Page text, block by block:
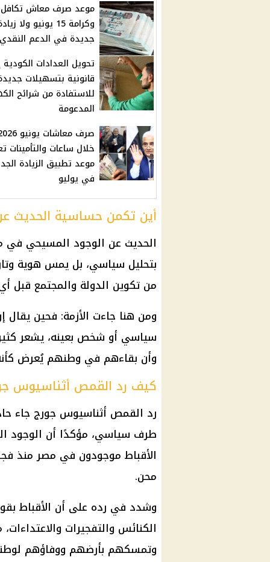
موعد صرف معاش تكافل
وكرامة 15 يونيو ولا
جديدة في الدعم النقدي
تحويل العدادات
قانونية بتسهيلات
للاستفادة من شرائح
المدعومة
صرف معاشات
خلال ساعات والتأمينات
موعد تطبيق الزيادة
في يوليو
أين تكمن حساسية الحديث
الحديث عن الوجود المسيحي في
بتحليل سياسي، بل يمس هوية
من تكوين الدولة والمجتمع
ومن هنا جاءت الأزمة: فحين يقال
سياسي أو شخص بعينه، يشعر كثير
وأن بقاءهم في وطنهم يُعرض
كيف رد القمص أثناسيوس
رد القمص أثناسيوس جورج جاء
طرف سياسي، مؤكدًا أن الوجود
الأقباط موجودون في مصر منذ
محن.
وشدد في رده على أن الأقباط
الكنائس والتفجيرات
وتمسكهم بأرضهم ووفاؤهم